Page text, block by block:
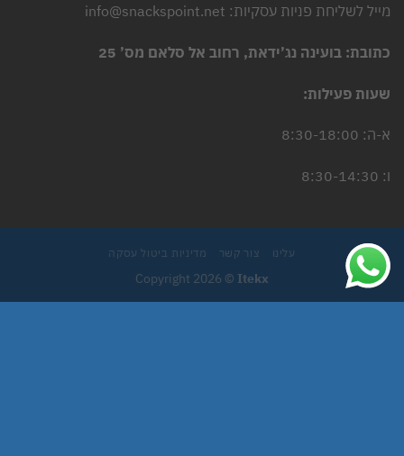
מייל לשליחת פניות עסקיות: info@snackspoint.net
כתובת: בועינה נג’ידאת, רחוב אל סלאם מס’ 25
שעות פעילות:
א-ה: 8:30-18:00
ו: 8:30-14:30
עלינו צור קשר מדיניות ביטול עסקה
Copyright 2026 © Itekx